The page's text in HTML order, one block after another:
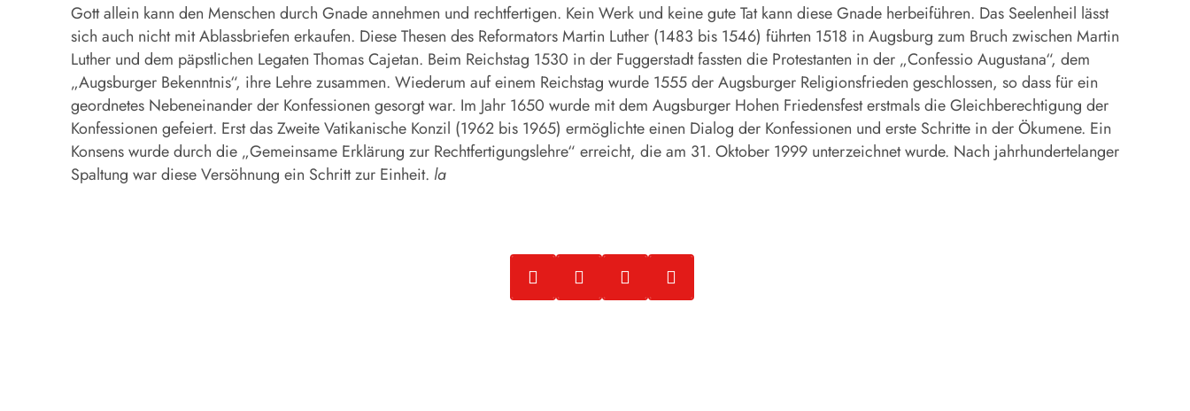
Gott allein kann den Menschen durch Gnade annehmen und rechtfertigen. Kein Werk und keine gute Tat kann diese Gnade herbeiführen. Das Seelenheil lässt
sich auch nicht mit Ablassbriefen erkaufen. Diese Thesen des Reformators Martin Luther (1483 bis 1546) führten 1518 in Augsburg zum Bruch zwischen Martin
Luther und dem päpstlichen Legaten Thomas Cajetan. Beim Reichstag 1530 in der Fuggerstadt fassten die Protestanten in der „Confessio Augustana“, dem
„Augsburger Bekenntnis“, ihre Lehre zusammen. Wiederum auf einem Reichstag wurde 1555 der Augsburger Religionsfrieden geschlossen, so dass für ein
geordnetes Nebeneinander der Konfessionen gesorgt war. Im Jahr 1650 wurde mit dem Augsburger Hohen Friedensfest erstmals die Gleichberechtigung der
Konfessionen gefeiert. Erst das Zweite Vatikanische Konzil (1962 bis 1965) ermöglichte einen Dialog der Konfessionen und erste Schritte in der Ökumene. Ein
Konsens wurde durch die „Gemeinsame Erklärung zur Rechtfertigungslehre“ erreicht, die am 31. Oktober 1999 unterzeichnet wurde. Nach jahrhundertelanger
Spaltung war diese Versöhnung ein Schritt zur Einheit. la